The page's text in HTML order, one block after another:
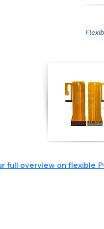
full overview on flexible